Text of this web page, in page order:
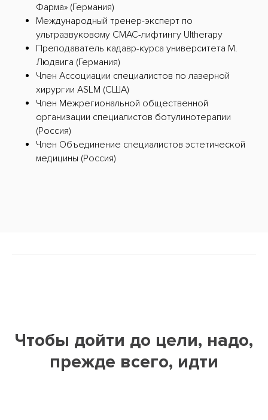
Фарма» (Германия)
Международный тренер-эксперт по
ультразвуковому СМАС-лифтингу Ultherapy
Преподаватель кадавр-курса университета М.
Людвига (Германия)
Член Ассоциации специалистов по лазерной
хирургии ASLM (США)
Член Межрегиональной общественной
организации специалистов ботулинотерапии
(Россия)
Член Объединение специалистов эстетической
медицины (Россия)
Чтобы дойти до цели, надо,
прежде всего, идти